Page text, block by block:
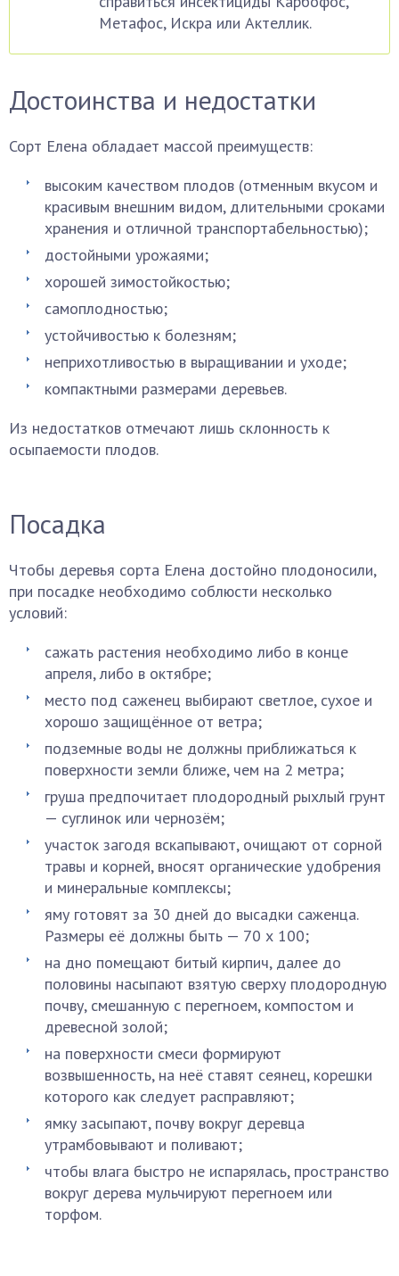
Метафос, Искра или Актеллик.
Достоинства и недостатки
Сорт Елена обладает массой преимуществ:
высоким качеством плодов (отменным вкусом и
красивым внешним видом, длительными сроками
хранения и отличной транспортабельностью);
достойными урожаями;
хорошей зимостойкостью;
самоплодностью;
устойчивостью к болезням;
неприхотливостью в выращивании и уходе;
компактными размерами деревьев.
Из недостатков отмечают лишь склонность к
осыпаемости плодов.
Посадка
Чтобы деревья сорта Елена достойно плодоносили,
при посадке необходимо соблюсти несколько
условий:
сажать растения необходимо либо в конце
апреля, либо в октябре;
место под саженец выбирают светлое, сухое и
хорошо защищённое от ветра;
подземные воды не должны приближаться к
поверхности земли ближе, чем на 2 метра;
груша предпочитает плодородный рыхлый грунт
— суглинок или чернозём;
участок загодя вскапывают, очищают от сорной
травы и корней, вносят органические удобрения
и минеральные комплексы;
яму готовят за 30 дней до высадки саженца.
Размеры её должны быть — 70 х 100;
на дно помещают битый кирпич, далее до
половины насыпают взятую сверху плодородную
почву, смешанную с перегноем, компостом и
древесной золой;
на поверхности смеси формируют
возвышенность, на неё ставят сеянец, корешки
которого как следует расправляют;
ямку засыпают, почву вокруг деревца
утрамбовывают и поливают;
чтобы влага быстро не испарялась, пространство
вокруг дерева мульчируют перегноем или
торфом.